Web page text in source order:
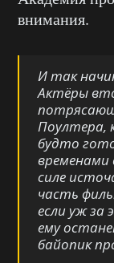
внимания.
И так
Актёры
Поултера,
будто
временами
силе
часть
если уж за
ему
байопик